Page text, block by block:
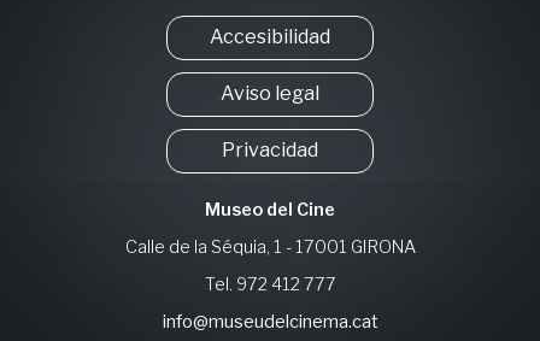
Accesibilidad
Aviso legal
Privacidad
Museo del Cine
Calle de la Séquia, 1 - 17001 GIRONA
Tel. 972 412 777
info@museudelcinema.cat